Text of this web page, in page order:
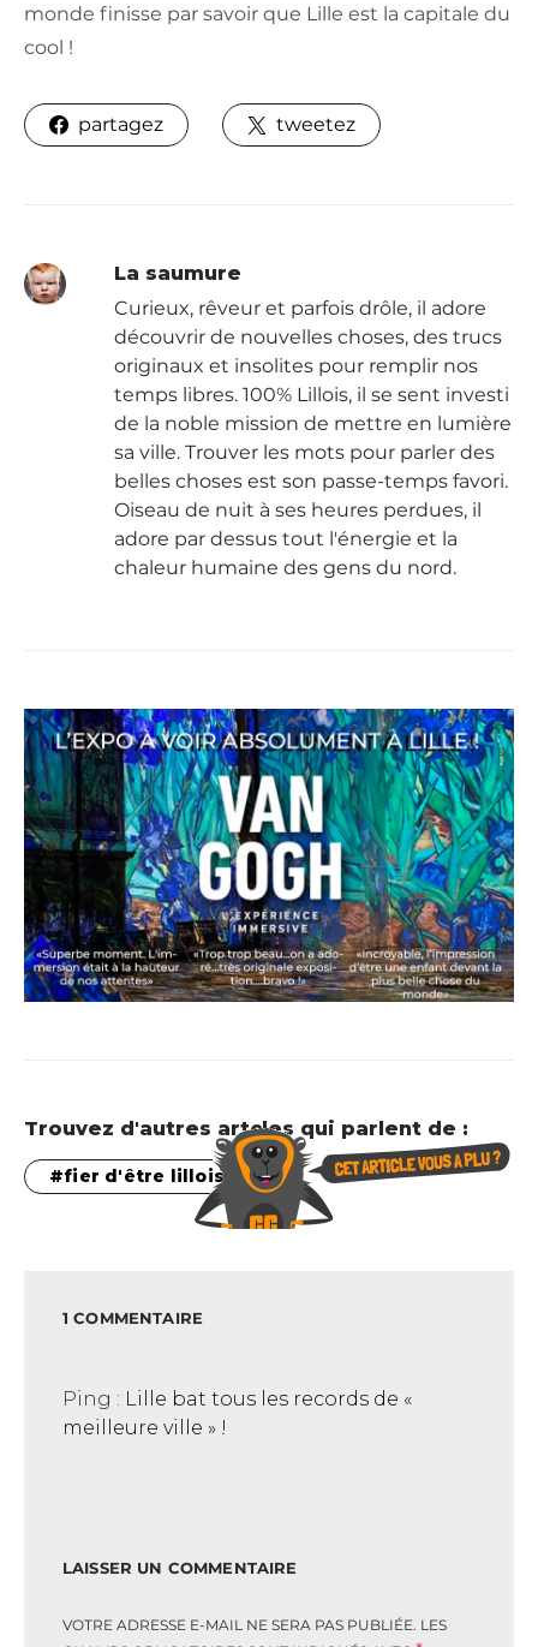
monde finisse par savoir que Lille est la capitale du
cool !
partagez tweetez
La saumure
Curieux, rêveur et parfois drôle, il adore
découvrir de nouvelles choses, des trucs
originaux et insolites pour remplir nos
temps libres. 100% Lillois, il se sent investi
de la noble mission de mettre en lumière
sa ville. Trouver les mots pour parler des
belles choses est son passe-temps favori.
Oiseau de nuit à ses heures perdues, il
adore par dessus tout l'énergie et la
chaleur humaine des gens du nord.
Trouvez d'autres artcles qui parlent de :
fier d'être lillois
1 COMMENTAIRE
Ping : Lille bat tous les records de «
meilleure ville » !
LAISSER UN COMMENTAIRE
VOTRE ADRESSE E-MAIL NE SERA PAS PUBLIÉE. LES